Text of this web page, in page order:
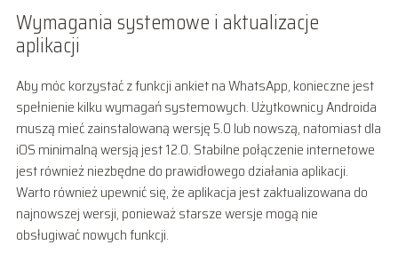
Wymagania systemowe i aktualizacje
aplikacji
Aby móc korzystać z funkcji ankiet na WhatsApp, konieczne jest
spełnienie kilku wymagań systemowych. Użytkownicy Androida
muszą mieć zainstalowaną wersję 5.0 lub nowszą, natomiast dla
iOS minimalną wersją jest 12.0. Stabilne połączenie internetowe
jest również niezbędne do prawidłowego działania aplikacji.
Warto również upewnić się, że aplikacja jest zaktualizowana do
najnowszej wersji, ponieważ starsze wersje mogą nie
obsługiwać nowych funkcji.